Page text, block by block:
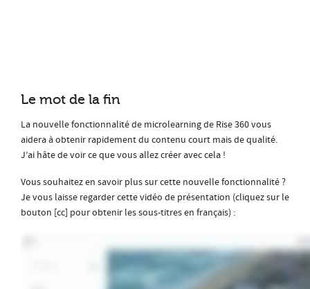
Le mot de la fin
La nouvelle fonctionnalité de microlearning de Rise 360 vous
aidera à obtenir rapidement du contenu court mais de qualité.
J’ai hâte de voir ce que vous allez créer avec cela !
Vous souhaitez en savoir plus sur cette nouvelle fonctionnalité ?
Je vous laisse regarder cette vidéo de présentation (cliquez sur le
bouton [cc] pour obtenir les sous-titres en français) :